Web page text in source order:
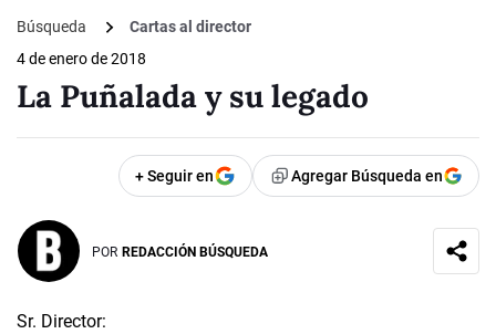
Búsqueda
Cartas al director
4 de enero de 2018
La Puñalada y su legado
+ Seguir en Agregar Búsqueda en
POR REDACCIÓN BÚSQUEDA
Sr. Director: